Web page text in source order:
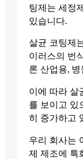
팅제는 세정
있습니다.
살균 코팅제
이러스의 번
론 산업용,
이에 따라 살
를 보이고 있
히 증가하고
우리 회사는
제 제조에 특